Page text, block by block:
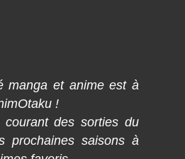
manga et anime est à
!
courant des sorties du
prochaines saisons à